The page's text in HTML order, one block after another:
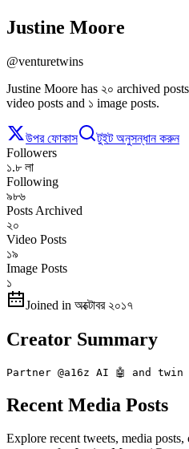
Justine Moore
@venturetwins
Justine Moore has ২০ archived
video posts and ১ image posts.
উপর ফোকাস
টুইট অনুসন্ধান করুন
Followers
১.৮ লা
Following
৯৮৬
Posts Archived
২০
Video Posts
১৯
Image Posts
১
Joined in অক্টোবর ২০১৭
Creator Summary
Partner @a16z AI 🤖 and twin
Recent Media Posts
Explore recent tweets, media